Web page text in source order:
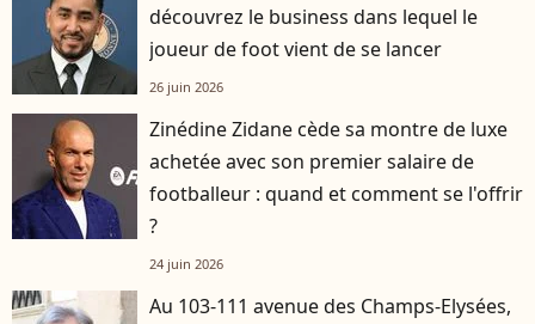
découvrez le business dans lequel le
joueur de foot vient de se lancer
26 juin 2026
Zinédine Zidane cède sa montre de luxe
achetée avec son premier salaire de
footballeur : quand et comment se l'offrir
?
24 juin 2026
Au 103-111 avenue des Champs-Elysées,